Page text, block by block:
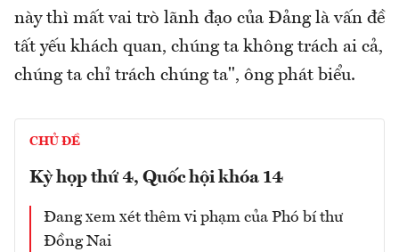
này thì mất vai trò lãnh đạo của Đảng là vấn đề
tất yếu khách quan, chúng ta không trách ai cả,
chúng ta chỉ trách chúng ta", ông phát biểu.
CHỦ ĐỀ
Kỳ họp thứ 4, Quốc hội khóa 14
Đang xem xét thêm vi phạm của Phó bí thư
Đồng Nai